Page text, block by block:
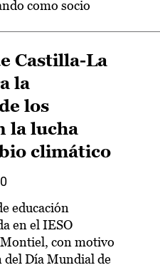
como socio
Castilla-La
la
los
la lucha
climático
educación
en el IESO
Montiel, con motivo
del Día Mundial de